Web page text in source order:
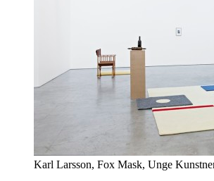
Karl Larsson, Fox Mask, Unge